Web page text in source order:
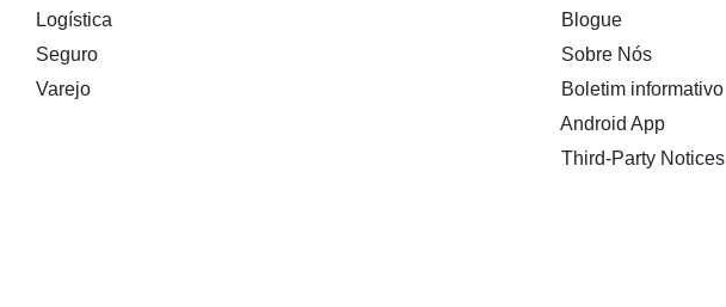
Logística
Seguro
Varejo
Blogue
Sobre Nós
Boletim informativo
Android App
Third-Party Notices